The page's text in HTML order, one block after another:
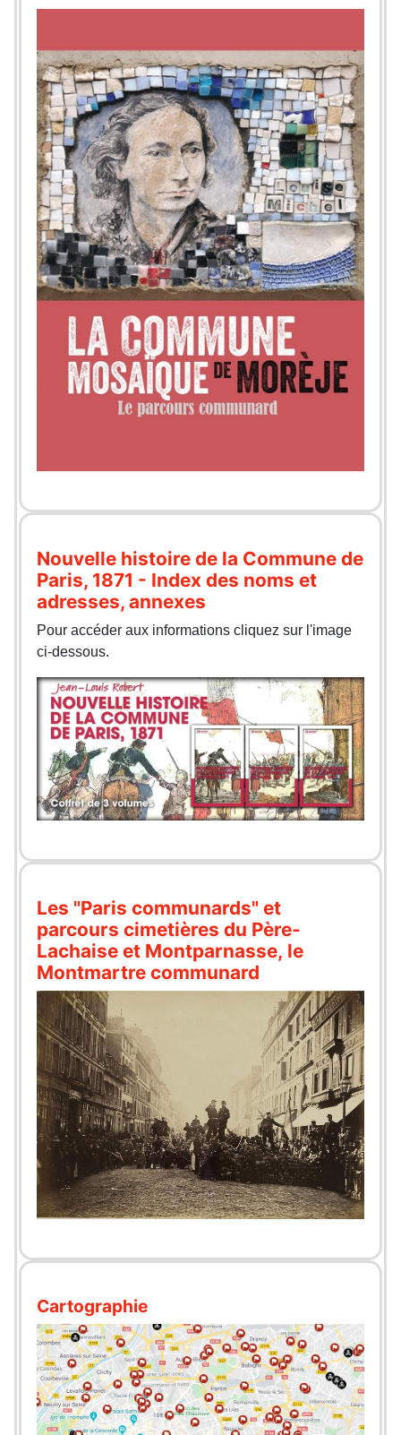
Nouvelle histoire de la Commune de
Paris, 1871 - Index des noms et
adresses, annexes
Pour accéder aux informations cliquez sur l'image
ci-dessous.
Les "Paris communards" et
parcours cimetières du Père-
Lachaise et Montparnasse, le
Montmartre communard
Cartographie